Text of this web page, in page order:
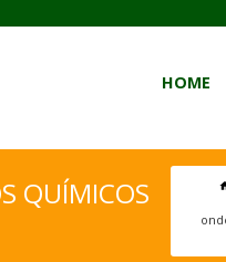
HOME
QUÍMICOS